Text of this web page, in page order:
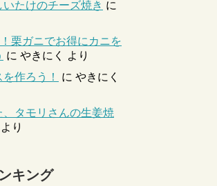
たけのチーズ焼き に
栗ガニでお得にカニを
に やきにく
より
作ろう！
に やきにく
タモリさんの生姜焼
より
キング